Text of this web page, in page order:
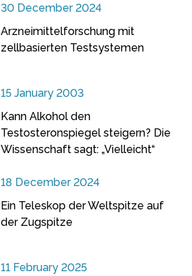
30 December 2024
Arzneimittelforschung mit
zellbasierten Testsystemen
15 January 2003
Kann Alkohol den
Testosteronspiegel steigern? Die
Wissenschaft sagt: „Vielleicht“
18 December 2024
Ein Teleskop der Weltspitze auf
der Zugspitze
11 February 2025